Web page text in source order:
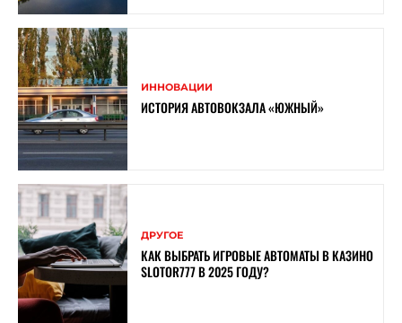
ИННОВАЦИИ
ИСТОРИЯ АВТОВОКЗАЛА «ЮЖНЫЙ»
ДРУГОЕ
КАК ВЫБРАТЬ ИГРОВЫЕ АВТОМАТЫ В КАЗИНО
SLOTOR777 В 2025 ГОДУ?